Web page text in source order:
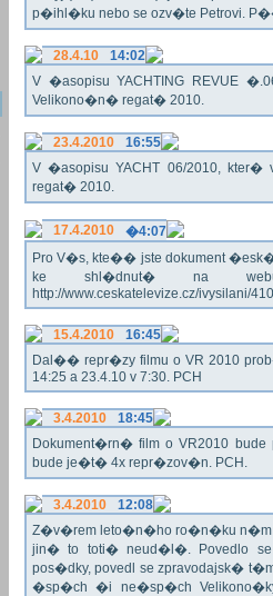
p�ihl�ku nebo se ozv�te Petrovi.
28.4.10
14:02
V �asopisu YACHTING REVUE
Velikono�n� regat� 2010.
23.4.2010
16:55
V �asopisu YACHT 06/2010,
regat� 2010.
17.4.2010
�4:07
Pro V�s, kte�� jste dokument
ke shl�dnut� na
http://www.ceskatelevize.cz/ivysilani/
15.4.2010
16:45
Dal�� repr�zy filmu o VR 2010
14:25 a 23.4.10 v 7:30. PCH
3.4.2010
18:45
Dokument�rn� film o VR2010
bude je�t� 4x repr�zov�n. PCH.
3.4.2010
12:08
Z�v�rem leto�n�ho ro�n�ku n�m
jin� to toti� neud�l�. Povedlo
pos�dky, povedl se zpravodajsk�
�sp�ch �i ne�sp�ch